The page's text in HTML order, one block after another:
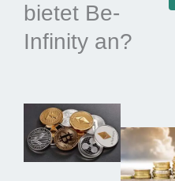
bietet Be-
Infinity an?